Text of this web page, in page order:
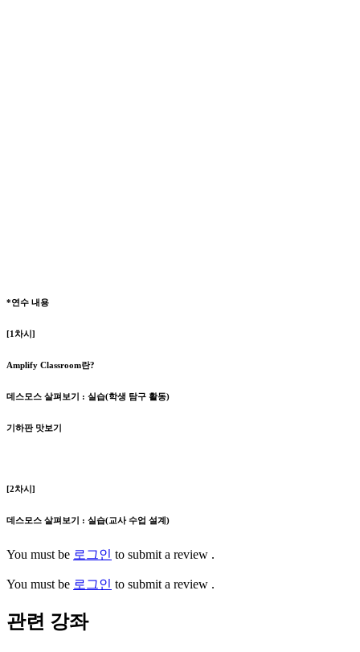
*연수 내용
[1차시]
Amplify Classroom란?
데스모스 살펴보기 : 실습(학생 탐구 활동)
기하판 맛보기
[2차시]
데스모스 살펴보기 : 실습(교사 수업 설계)
You must be 로그인 to submit a review .
You must be 로그인 to submit a review .
관련 강좌